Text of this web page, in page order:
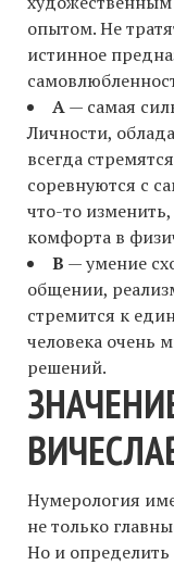
опытом. Не
истинное
А— самая
Личности,
всегда
соревнуются с
что-то
комфорта в
В — умение
общении,
стремится к
человека очень
решений.
Нумерология
не только
Но и определить